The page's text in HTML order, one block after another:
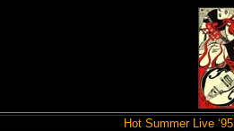
Hot Summer Live ‘95